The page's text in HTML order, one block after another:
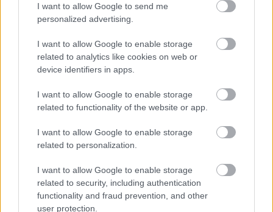
I want to allow Google to send me
personalized advertising.
I want to allow Google to enable storage
related to analytics like cookies on web or
device identifiers in apps.
I want to allow Google to enable storage
related to functionality of the website or app.
I want to allow Google to enable storage
related to personalization.
I want to allow Google to enable storage
related to security, including authentication
functionality and fraud prevention, and other
user protection.
„NEM TÖBB EZER EMBERRE UTAZUNK, HANEM
EGY VÁLOGATOTT TÁRSASÁGRA”
A bejegyzés trackback címe:
https://kulturpart.hu/api/trackback/id/7873804
Kommentek:
üzemeltetője semmilyen felelősséget
nem vállal, azokat nem ellenőrzi. Kifogás esetén forduljon a blog szerkesztőjéhez.